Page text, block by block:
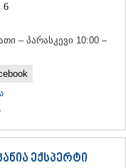
6
– პარასკევი 10:00 –
ექსპერტი